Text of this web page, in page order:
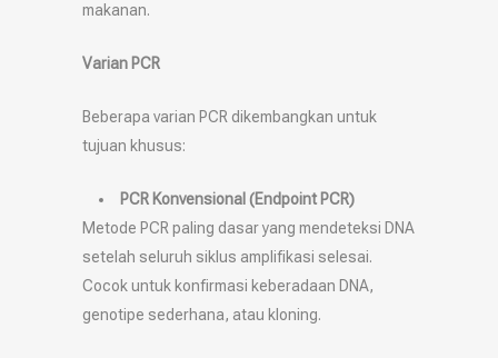
makanan.
Varian PCR
Beberapa varian PCR dikembangkan untuk
tujuan khusus:
PCR Konvensional (Endpoint PCR)
Metode PCR paling dasar yang mendeteksi DNA
setelah seluruh siklus amplifikasi selesai.
Cocok untuk konfirmasi keberadaan DNA,
genotipe sederhana, atau kloning.